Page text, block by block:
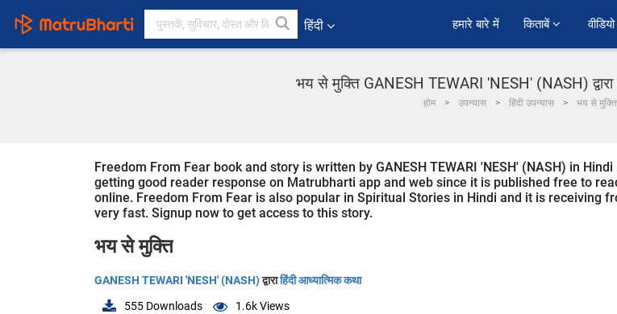
हिंदी हमारे बारे में किताबें वीडियो
भय से मुक्ति GANESH TEWARI 'NESH' (NASH) द्वारा
होम उपन्यास हिंदी उपन्यास भय से
Freedom From Fear book and story is written by GANESH TEWARI 'NESH' (NASH) in
getting good reader response on Matrubharti app and web since it is published free to
online. Freedom From Fear is also popular in Spiritual Stories in Hindi and it is receiving
very fast. Signup now to get access to this story.
भय से मुक्ति
GANESH TEWARI 'NESH' (NASH)द्वाराहिंदी आध्यात्मिक कथा
555 Downloads 1.6kViews